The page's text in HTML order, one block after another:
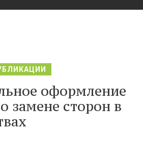
оформление
замене сторон в